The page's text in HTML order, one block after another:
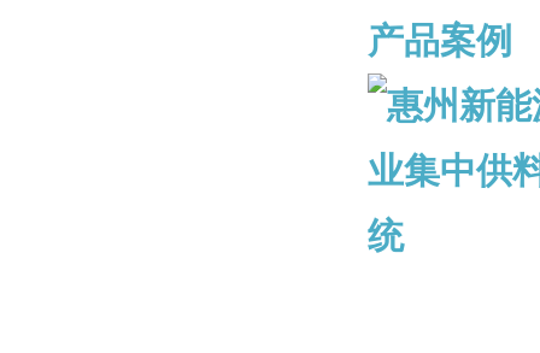
产品案例